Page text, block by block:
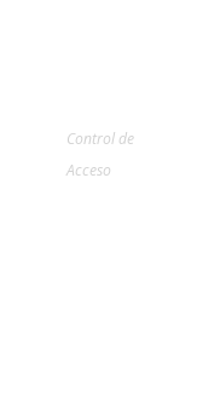
Control de
Acceso